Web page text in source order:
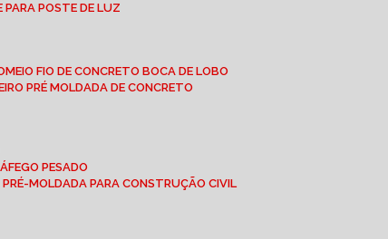
PARA POSTE DE LUZ
MEIO FIO DE CONCRETO BOCA DE LOBO
PRÉ MOLDADA DE CONCRETO
PESADO
PRÉ-MOLDADA PARA CONSTRUÇÃO CIVIL